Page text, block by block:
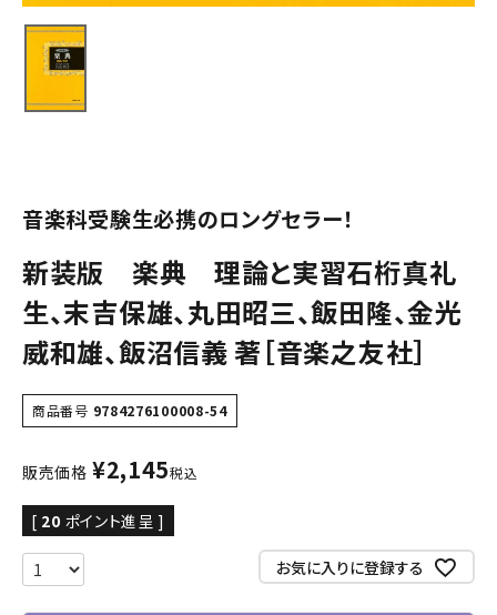
音楽科受験生必携のロングセラー！
新装版 楽典 理論と実習石桁真礼
生、末吉保雄、丸田昭三、飯田隆、金光
威和雄、飯沼信義 著［音楽之友社］
商品番号 9784276100008-54
販売価格 ¥2,145税込
[ 20 ポイント進呈 ]
お気に入りに登録する